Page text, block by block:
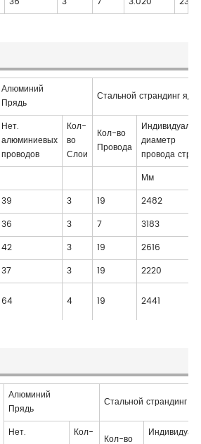
Алюминий
Прядь
Стальной страндинг
Нет.
алюминиевых
проводов
Кол-
во
Слои
Кол-во
Провода
диаметр
провода
Мм
39 3 19
2482
36 3 7
3183
42 3 19
2616
37 3 19
2220
64 4 19 2441
Алюминий
Прядь
Стальной страндинг
Нет.
Кол-
Кол-во